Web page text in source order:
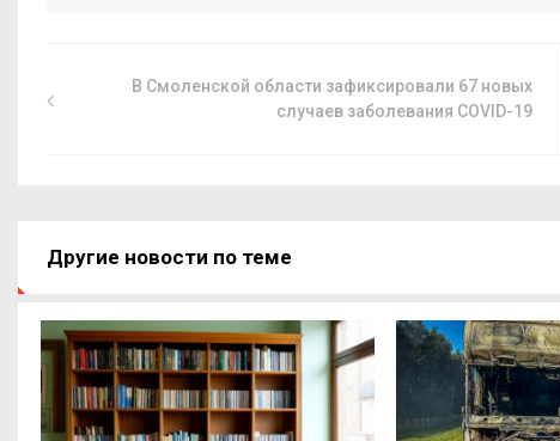
В Смоленской области зафиксировали 67 новых
случаев заболевания COVID-19
Другие новости по теме